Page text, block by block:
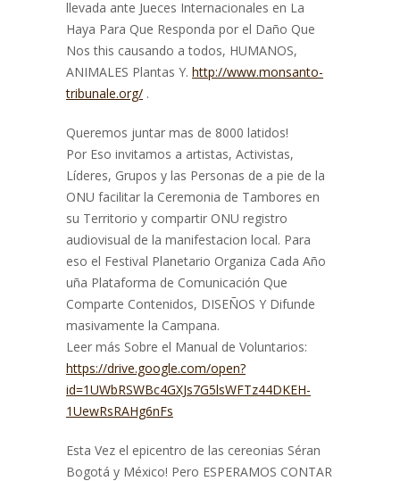
llevada ante Jueces Internacionales en La
Haya Para Que Responda por el Daño Que
Nos this causando a todos, HUMANOS,
ANIMALES Plantas Y. http://www.monsanto-
tribunale.org/ .
Queremos juntar mas de 8000 latidos!
Por Eso invitamos a artistas, Activistas,
Líderes, Grupos y las Personas de a pie de la
ONU facilitar la Ceremonia de Tambores en
su Territorio y compartir ONU registro
audiovisual de la manifestacion local. Para
eso el Festival Planetario Organiza Cada Año
uña Plataforma de Comunicación Que
Comparte Contenidos, DISEÑOS Y Difunde
masivamente la Campana.
Leer más Sobre el Manual de Voluntarios:
https://drive.google.com/open?
id=1UWbRSWBc4GXJs7G5lsWFTz44DKEH-
1UewRsRAHg6nFs
Esta Vez el epicentro de las cereonias Séran
Bogotá y México! Pero ESPERAMOS CONTAR